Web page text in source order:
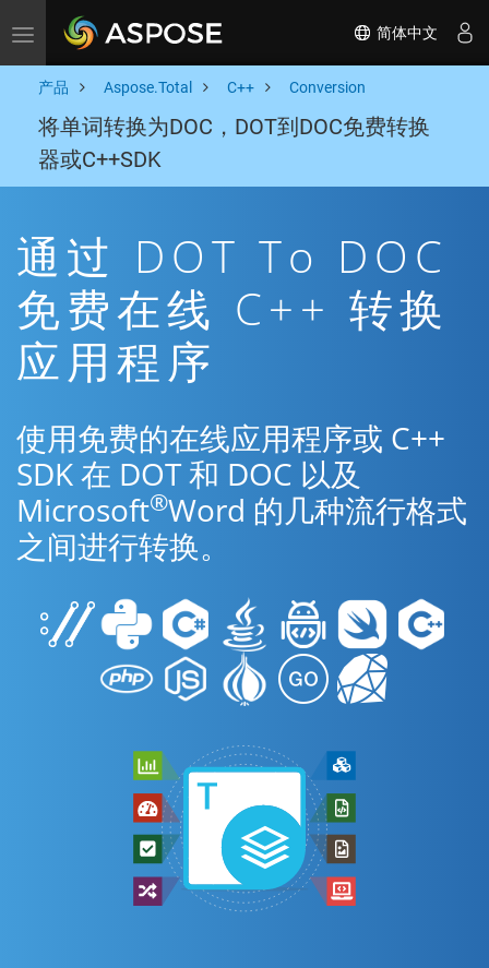
Toggle navigation 简体中文
产品 Aspose.Total C++ Conversion
将单词转换为DOC，DOT到DOC免费转换
器或C++SDK
通过 DOT To DOC
免费在线 C++ 转换
应用程序
使用免费的在线应用程序或 C++
SDK 在 DOT 和 DOC 以及
Microsoft®Word 的几种流行格式
之间进行转换。